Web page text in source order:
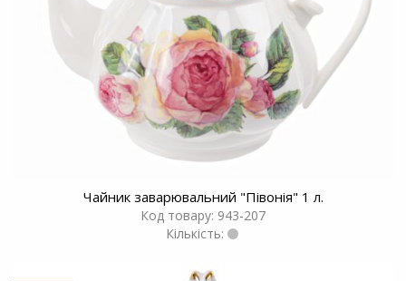
Чайник заварювальний "Пiвонiя" 1 л.
Код товару: 943-207
Кількість: